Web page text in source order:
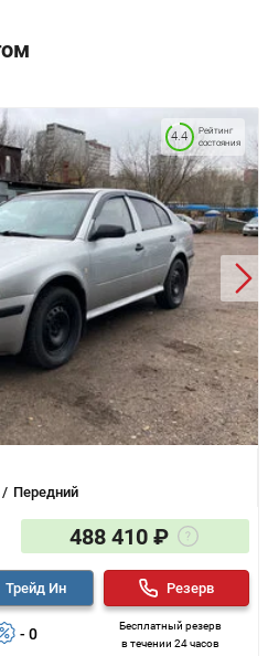
Передний
Рейтинг
состояния
4.4
488 410 ₽
- 0
Трейд Ин
Бесплатный резерв
в течении 24 часов
Резерв